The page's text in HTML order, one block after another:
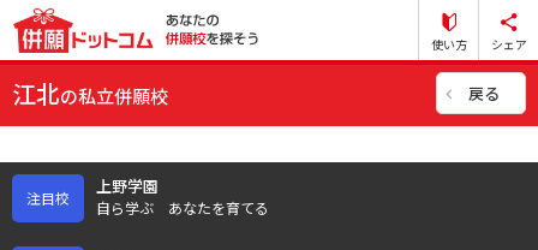
使い方 シェア
江北の私立併願校 戻る
注目校
上野学園
自ら学ぶ あなたを育てる